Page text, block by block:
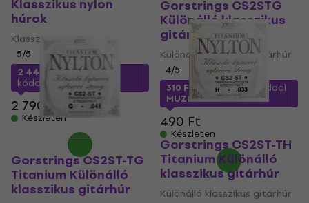
Klasszikus nylon
húrok
Klasszikus nylon húrok
5/5
2 440 Fta következő
kóddal MUZMUZ-10
2 790 Ft
Készleten
Gorstrings CS2STG
Különálló klasszikus
gitárhúr
Különálló klasszikus gitárhúr
4/5
310 Fta következő kóddal
MUZMUZ-35
490 Ft
Készleten
Gorstrings CS2ST-TG
Titanium Különálló
klasszikus gitárhúr
Gorstrings CS2ST-TH
Titanium Különálló
klasszikus gitárhúr
Különálló klasszikus gitárhúr